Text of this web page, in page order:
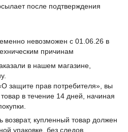
после подтверждения
невозможен с 01.06.26 в
причинам
в нашем магазине,
защите прав потребителя», вы
в течение 14 дней, начиная
возврат, купленный товар должен
упаковке, без следов